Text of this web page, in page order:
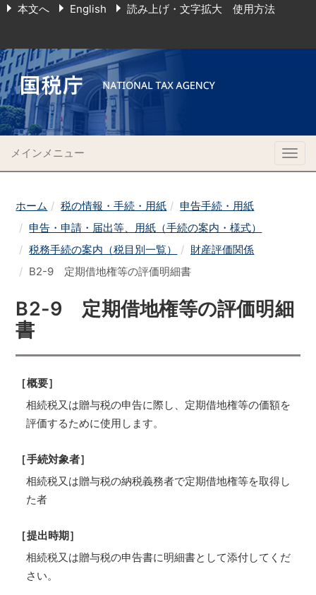
本文へ English 読み上げ・文字拡大 使用方法
メインメニュー
ホーム 税の情報・手続・用紙
申告手続・用紙
申告・申請・届出等、用紙（手続の案内・様式）
税務手続の案内（税目別一覧）
財産評価関係
B2-9 定期借地権等の評価明細書
B2-9 定期借地権等の評価明細
書
［概要］
相続税又は贈与税の申告に際し、定期借地権等の価額を
評価するために使用します。
［手続対象者］
相続税又は贈与税の納税義務者で定期借地権等を取得し
た者
［提出時期］
相続税又は贈与税の申告書に明細書として添付してくだ
さい。